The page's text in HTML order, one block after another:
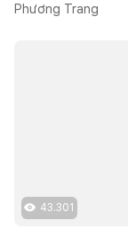
Phương Trang
43.301